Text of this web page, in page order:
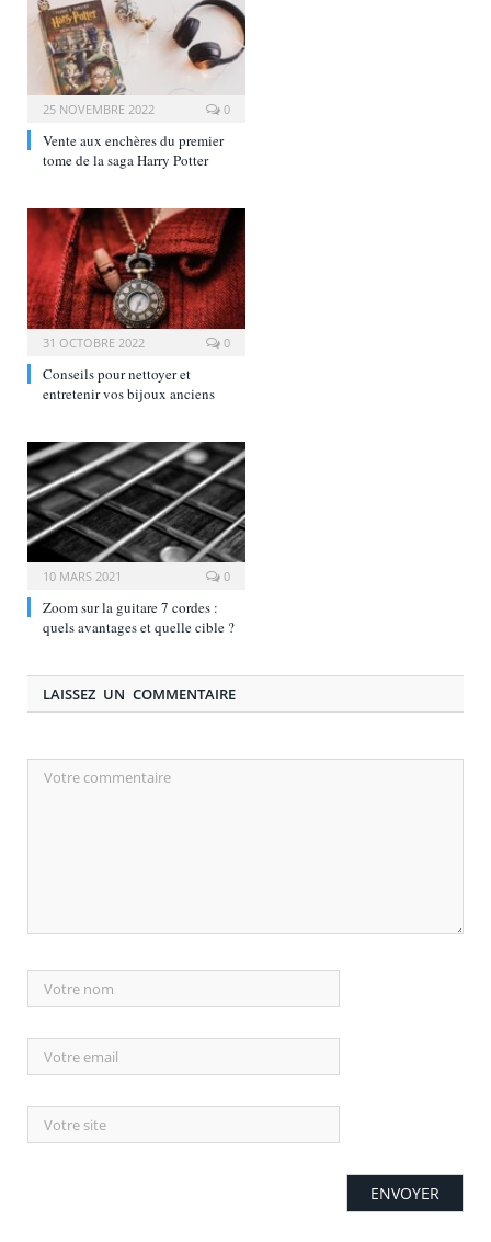
25 NOVEMBRE 2022 0
Vente aux enchères du premier
tome de la saga Harry Potter
31 OCTOBRE 2022 0
Conseils pour nettoyer et
entretenir vos bijoux anciens
10 MARS 2021 0
Zoom sur la guitare 7 cordes :
quels avantages et quelle cible ?
LAISSEZ UN COMMENTAIRE